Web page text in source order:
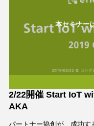
本セミナー
2/22開催 Start IoT
AKA
パートナー協創が、成功